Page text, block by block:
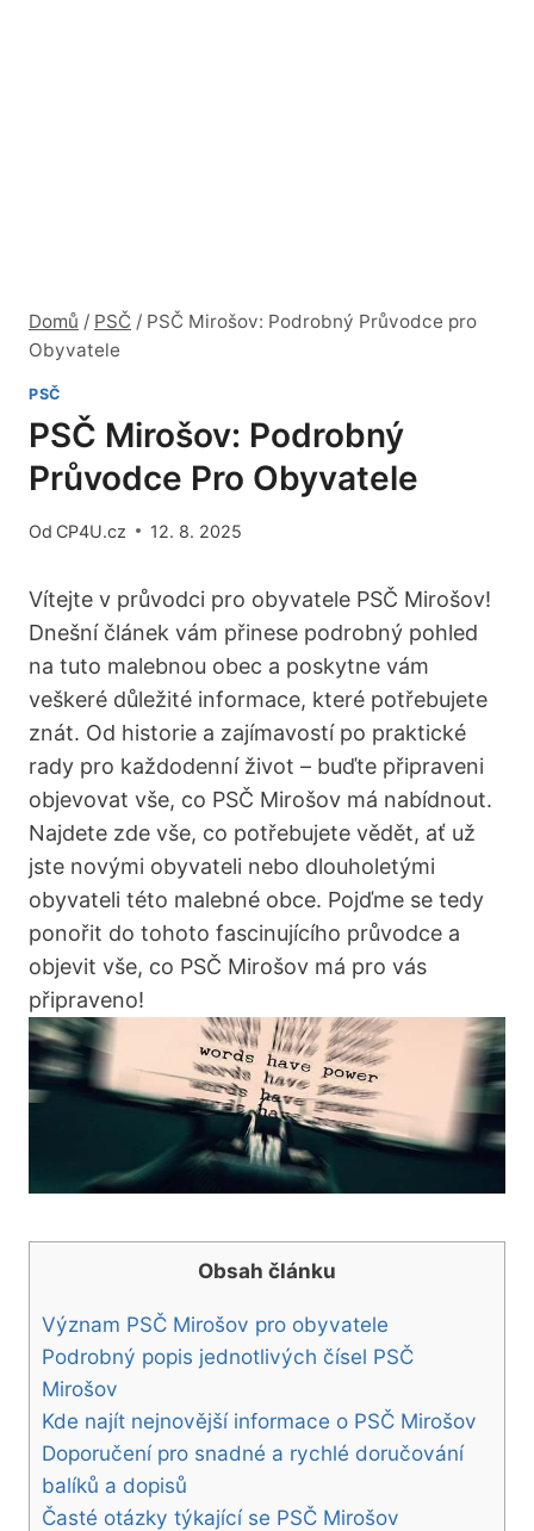
Domů / PSČ / PSČ Mirošov: Podrobný Průvodce pro
Obyvatele
PSČ
PSČ Mirošov: Podrobný
Průvodce Pro Obyvatele
Od CP4U.cz 12. 8. 2025
Vítejte v průvodci pro obyvatele PSČ Mirošov!
Dnešní článek vám přinese podrobný pohled
na tuto malebnou obec a poskytne vám
veškeré důležité informace, které potřebujete
znát. Od historie a zajímavostí po praktické
rady pro každodenní život – buďte připraveni
objevovat vše, co PSČ Mirošov má nabídnout.
Najdete zde vše, co potřebujete vědět, ať už
jste novými obyvateli nebo dlouholetými
obyvateli této malebné obce. Pojďme se tedy
ponořit do tohoto fascinujícího průvodce a
objevit vše, co PSČ Mirošov má pro vás
připraveno!
Obsah článku
Význam PSČ Mirošov pro obyvatele
Podrobný popis jednotlivých čísel PSČ
Mirošov
Kde najít nejnovější informace o PSČ Mirošov
Doporučení pro snadné a rychlé doručování
balíků a dopisů
Časté otázky týkající se PSČ Mirošov